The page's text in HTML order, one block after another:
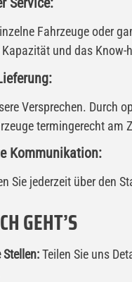
Fahrzeuge oder
und das Know-
Versprechen. Durch
termingerecht am
Kommunikation:
Sie jederzeit über den
GEHT’S
Teilen Sie uns